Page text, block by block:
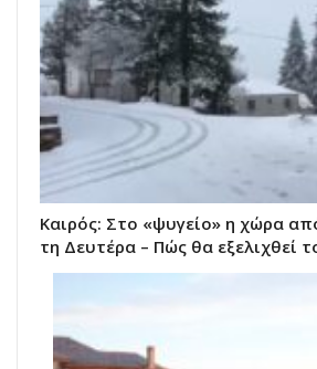
Καιρός: Στο «ψυγείο» η χώρα
τη Δευτέρα – Πώς θα εξελιχθεί